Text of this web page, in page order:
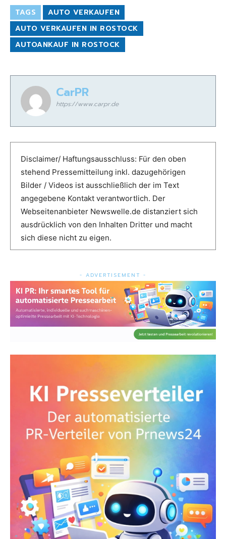
TAGS
AUTO VERKAUFEN
AUTO VERKAUFEN IN ROSTOCK
AUTOANKAUF IN ROSTOCK
CarPR
https://www.carpr.de
Disclaimer/ Haftungsausschluss: Für den oben
stehend Pressemitteilung inkl. dazugehörigen
Bilder / Videos ist ausschließlich der im Text
angegebene Kontakt verantwortlich. Der
Webseitenanbieter Newswelle.de distanziert sich
ausdrücklich von den Inhalten Dritter und macht
sich diese nicht zu eigen.
- ADVERTISEMENT -